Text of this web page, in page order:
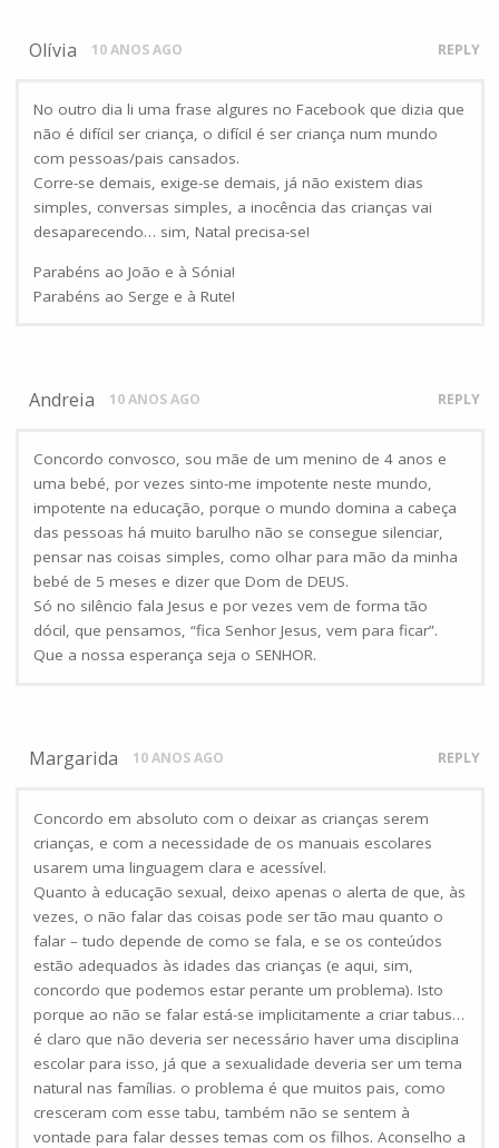
Olívia 10 ANOS AGO REPLY
No outro dia li uma frase algures no Facebook que dizia que
não é difícil ser criança, o difícil é ser criança num mundo
com pessoas/pais cansados.
Corre-se demais, exige-se demais, já não existem dias
simples, conversas simples, a inocência das crianças vai
desaparecendo… sim, Natal precisa-se!
Parabéns ao João e à Sónia!
Parabéns ao Serge e à Rute!
Andreia 10 ANOS AGO REPLY
Concordo convosco, sou mãe de um menino de 4 anos e
uma bebé, por vezes sinto-me impotente neste mundo,
impotente na educação, porque o mundo domina a cabeça
das pessoas há muito barulho não se consegue silenciar,
pensar nas coisas simples, como olhar para mão da minha
bebé de 5 meses e dizer que Dom de DEUS.
Só no silêncio fala Jesus e por vezes vem de forma tão
dócil, que pensamos, “fica Senhor Jesus, vem para ficar”.
Que a nossa esperança seja o SENHOR.
Margarida 10 ANOS AGO REPLY
Concordo em absoluto com o deixar as crianças serem
crianças, e com a necessidade de os manuais escolares
usarem uma linguagem clara e acessível.
Quanto à educação sexual, deixo apenas o alerta de que, às
vezes, o não falar das coisas pode ser tão mau quanto o
falar – tudo depende de como se fala, e se os conteúdos
estão adequados às idades das crianças (e aqui, sim,
concordo que podemos estar perante um problema). Isto
porque ao não se falar está-se implicitamente a criar tabus…
é claro que não deveria ser necessário haver uma disciplina
escolar para isso, já que a sexualidade deveria ser um tema
natural nas famílias. o problema é que muitos pais, como
cresceram com esse tabu, também não se sentem à
vontade para falar desses temas com os filhos. Aconselho a